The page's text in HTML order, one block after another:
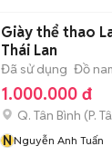
Giày thể thao
Thái Lan
Đã sử dụng Đồ
1.000.000 đ
Q. Tân Bình (P.
NNguyễn Anh Tuấn